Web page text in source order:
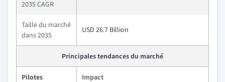
2035 CAGR
Taille du marché
dans 2035
USD 26.7 Billion
Principales tendances du marché
Pilotes Impact